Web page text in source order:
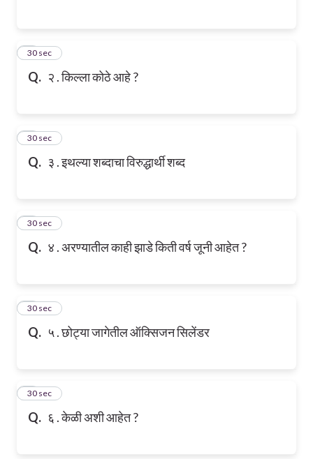
Q. २ . किल्ला कोठे आहे ?
2
30 sec
Q. ३ . इथल्या शब्दाचा विरुद्धार्थी शब्द
3
30 sec
Q. ४ . अरण्यातील काही झाडे किती वर्ष जूनी आहेत ?
4
30 sec
Q. ५ . छोट्या जागेतील ऑक्सिजन सिलेंडर
5
30 sec
Q. ६ . केळी अशी आहेत ?
6
30 sec